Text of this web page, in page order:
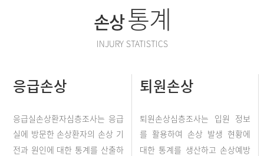
손상통계
INJURY STATISTICS
응급손상
응급실손상환자심층조사는 응급
실에 방문한 손상환자의 손상 기
전과 원인에 대한 통계를 산출하
퇴원손상
퇴원손상심층조사는 입원 정보
를 활용하여 손상 발생 현황에
대한 통계를 생산하고 손상예방